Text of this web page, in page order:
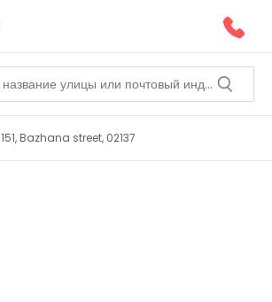
151, Bazhana street, 02137